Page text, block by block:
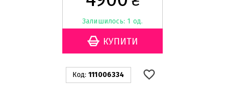
Залишилось: 1 од.
Код: 111006334